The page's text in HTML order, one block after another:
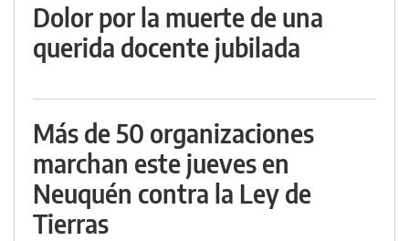
Dolor por la muerte de una
querida docente jubilada
Más de 50 organizaciones
marchan este jueves en
Neuquén contra la Ley de
Tierras